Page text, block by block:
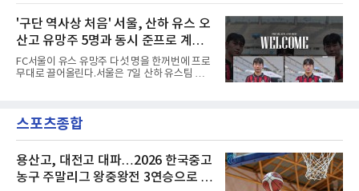
로키로 교체됐다.분데스리가 최다 우승팀(35회)
뮌헨은 프리시즌 아시아
비판이 홍 전 감독에게 집중됐지만 경찰의 시선
은 다른 곳을 향한다. 성적 부진과 별개로 선임
과정에 부당함이 있었는지가 수사의 본류다.7일
연합뉴스 취재를 종합하면 서울경찰청 광역수사
단 금융범죄수사대는 전날 축구협회 사무실 등
을 압수수색해 감독 선임 관련 자료를 다수 확보
했다. 특히 감독 후보를 검토해 이사회에 추천하
독을 1순위 후보로 정하고 검증한 과정, 이사회
의 최종 승인 경위를 살
'구단 역사상 처음' 서울, 산하 유스 오
산고 유망주 5명과 동시 준프로 계
약...ACL2 겨냥
FC서울이 유스 유망주 다섯 명을 한꺼번에 프로
무대로 끌어올린다.서울은 7일 산하 유스팀 서
현·정현웅과 2학년 정하원이 대상이다.오산고의
성적이 배경이 됐다. 올 시즌 백운기 전국 고등학
컵, K리그 U-17 챔피언십을 잇달아 제패했다.시
기도 맞물렸다. 서울은 9월 시작하는 아시아축
구연맹(AFC) 챔피언스리그2(ACL2)를 앞두고 선
스포츠종합
용산고, 대전고 대파…2026 한국중고
농구 주말리그 왕중왕전 3연승으로 조